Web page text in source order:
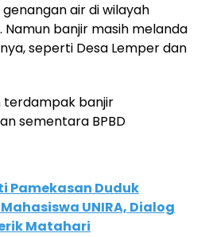
genangan air di wilayah
banjir masih melanda
seperti Desa Lemper dan
terdampak banjir
sementara BPBD
Pamekasan Duduk
UNIRA, Dialog
Matahari